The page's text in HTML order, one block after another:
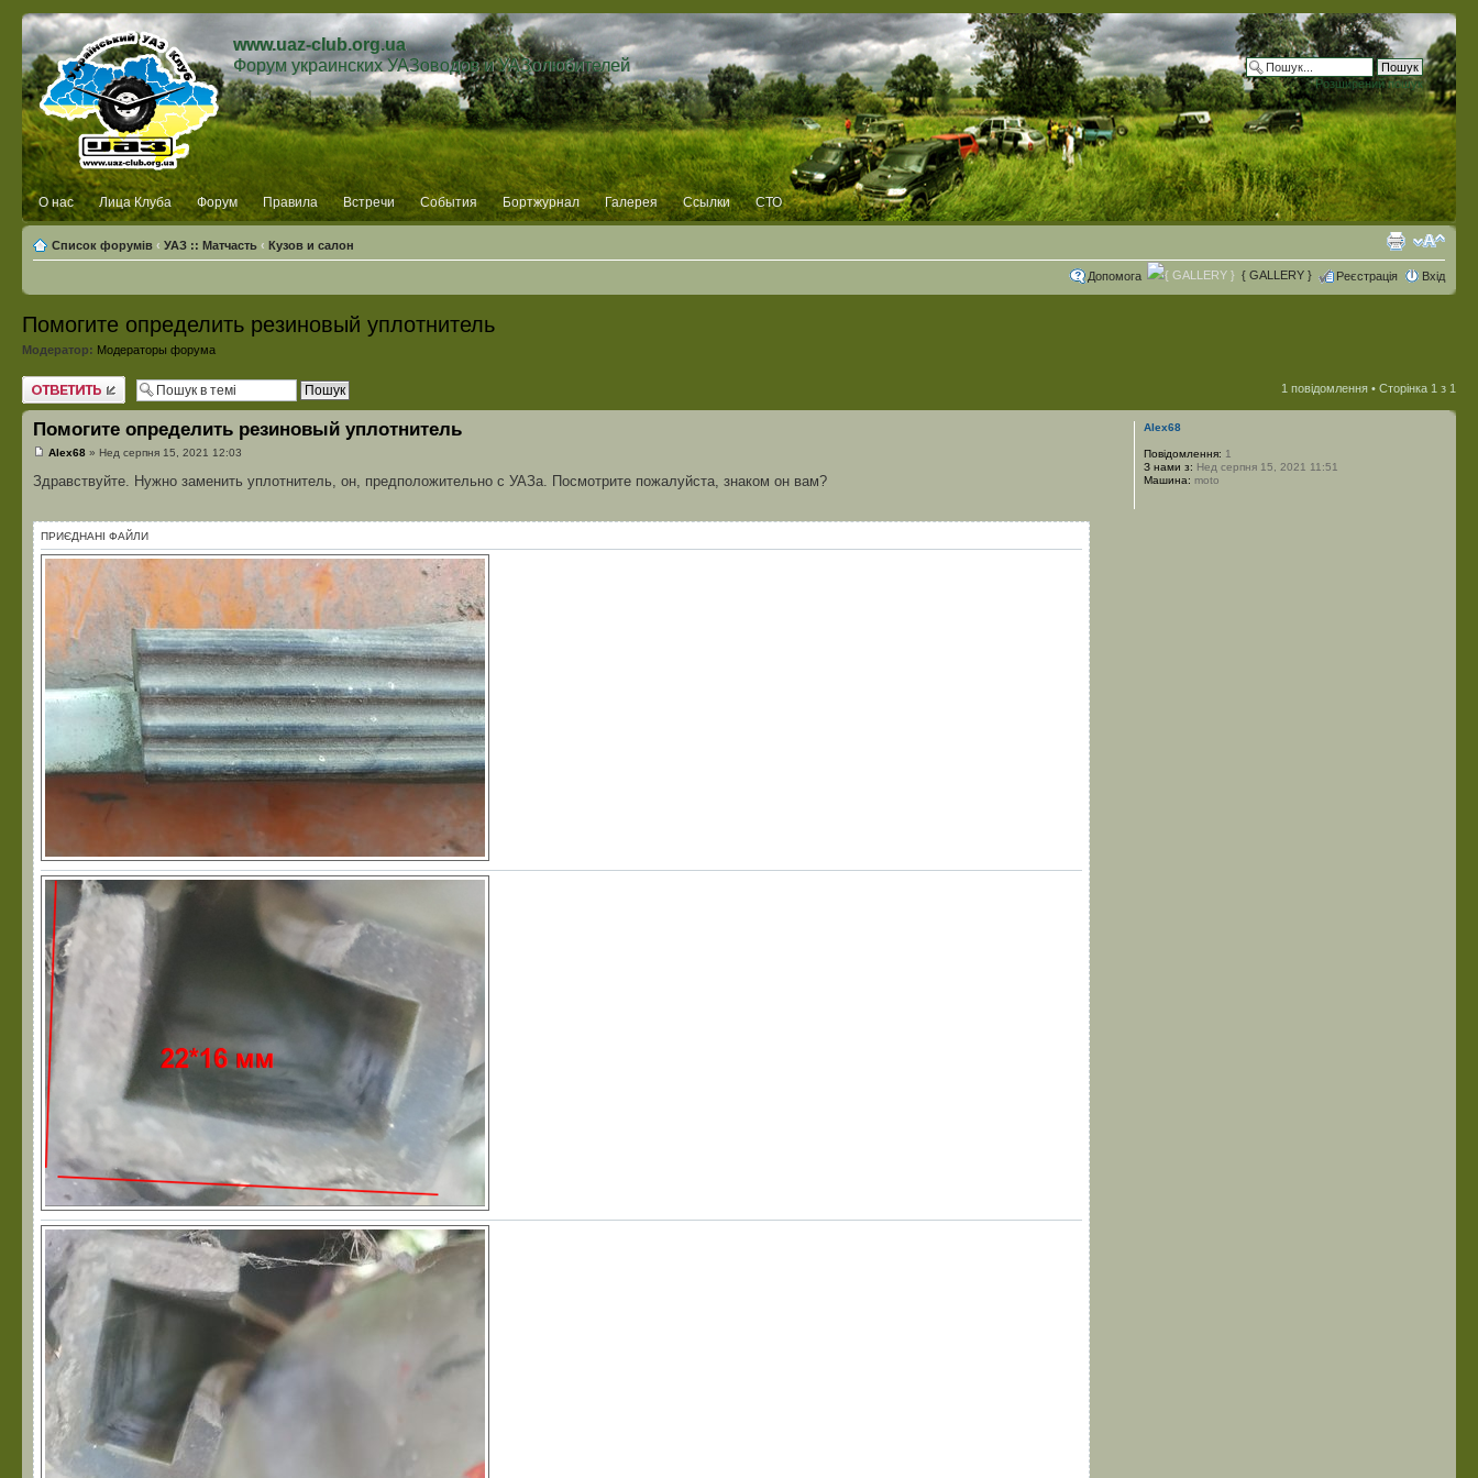
www.uaz-club.org.ua
Форум украинских УАЗоводов и УАЗолюбителей
Розширений пошук
О нас Лица Клуба Форум Правила Встречи События Бортжурнал Галерея Ссылки СТО
Список форумів ‹ УАЗ :: Матчасть ‹ Кузов и салон
Допомога { GALLERY } Реєстрація Вхід
Помогите определить резиновый уплотнитель
Модератор: Модераторы форума
Відповісти 1 повідомлення • Сторінка 1 з 1
Помогите определить резиновый уплотнитель
Alex68 » Нед серпня 15, 2021 12:03
Здравствуйте. Нужно заменить уплотнитель, он, предположительно с УАЗа. Посмотрите пожалуйста, знаком он вам?
ПРИЄДНАНІ ФАЙЛИ
Alex68
Повідомлення: 1
З нами з: Нед серпня 15, 2021 11:51
Машина: moto